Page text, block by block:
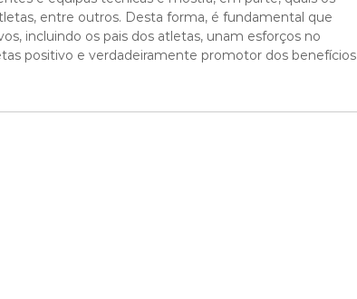
entre outros. Desta forma, é fundamental que
incluindo os pais dos atletas, unam esforços no
positivo e verdadeiramente promotor dos benefícios